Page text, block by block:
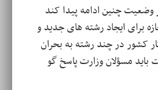
چنین ادامه پیدا کند
برای ایجاد رشته های جدید و
کشور در چند رشته به بحران
مسؤلان وزارت پاسخ گو